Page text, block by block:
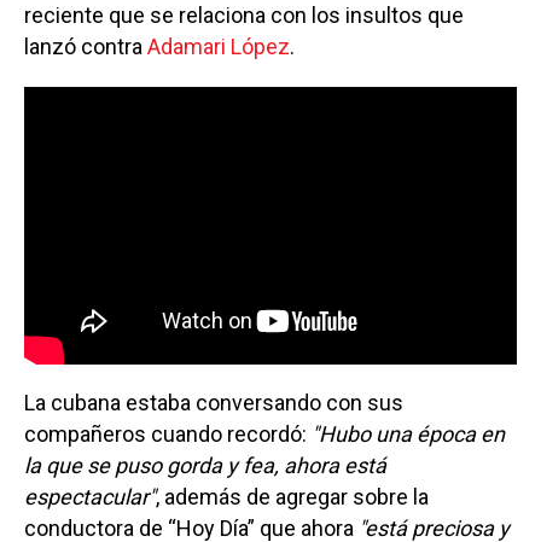
reciente que se relaciona con los insultos que
lanzó contra Adamari López.
La cubana estaba conversando con sus
compañeros cuando recordó: "Hubo una época en
la que se puso gorda y fea, ahora está
espectacular", además de agregar sobre la
conductora de “Hoy Día” que ahora "está preciosa y